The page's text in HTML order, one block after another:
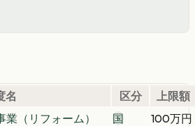
名 区分
上限額
（リフォーム）
国
100万円